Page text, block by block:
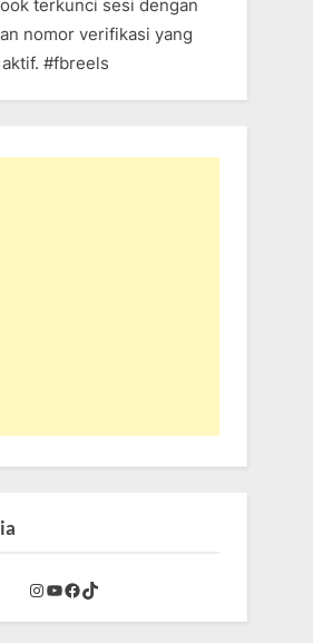
terkunci sesi dengan
nomor verifikasi yang
#fbreels
Instagram
YouTube
Facebook
TikTok